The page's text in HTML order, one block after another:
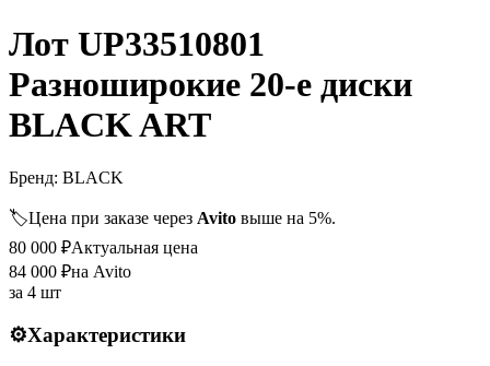
Лот UP33510801
Разноширокие 20-е диски
BLACK ART
Бренд: BLACK
🏷️Цена при заказе через Avito выше на 5%.
80 000 ₽Актуальная цена
84 000 ₽на Avito
за 4 шт
⚙️Характеристики